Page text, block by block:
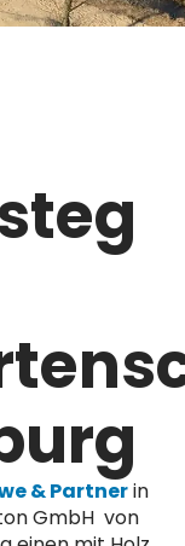
& Partnerin
GmbH von